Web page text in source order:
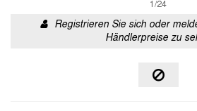
1/24
Registrieren Sie sich oder
Händlerpreise zu